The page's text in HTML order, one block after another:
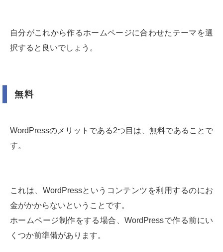
自分がこれから作るホームページに合わせたテーマを選
択すると良いでしょう。
無料
WordPressのメリットである2つ目は、無料であることで
す。
これは、WordPressというコンテンツを利用するのにお
金がかからないということです。
ホームページ制作をする場合、WordPressで作る前にい
くつか前準備があります。